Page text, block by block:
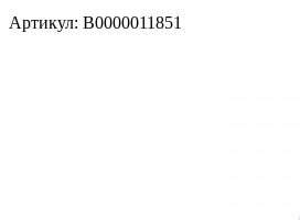
Артикул: В0000011851